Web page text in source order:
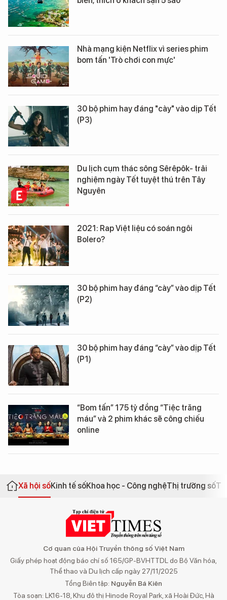
Nhà mạng kiện Netflix vì series phim
bom tấn 'Trò chơi con mực'
30 bộ phim hay đáng "cày" vào dịp Tết
(P3)
Du lịch cụm thác sông Sêrêpôk- trải
nghiệm ngày Tết tuyệt thú trên Tây
Nguyên
2021: Rap Việt liệu có soán ngôi
Bolero?
30 bộ phim hay đáng “cày” vào dịp Tết
(P2)
30 bộ phim hay đáng “cày” vào dịp Tết
(P1)
“Bom tấn” 175 tỷ đồng “Tiệc trăng
máu” và 2 phim khác sẽ công chiếu
online
Xã hội sốKinh tế sốKhoa học - Công nghệThị trường số
Cơ quan của Hội Truyền thông số Việt Nam
Giấy phép hoạt động báo chí số 165/GP-BVHTTDL do Bộ Văn hóa,
Thể thao và Du lịch cấp ngày 27/11/2025
Tổng Biên tập: Nguyễn Bá Kiên
Tòa soạn: LK16-18, Khu đô thị Hinode Royal Park, xã Hoài Đức, Hà